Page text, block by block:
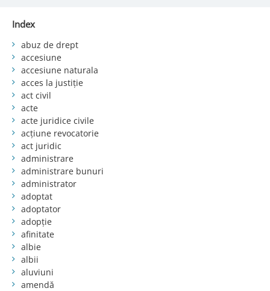
Index
abuz de drept
accesiune
accesiune naturala
acces la justiție
act civil
acte
acte juridice civile
acțiune revocatorie
act juridic
administrare
administrare bunuri
administrator
adoptat
adoptator
adopție
afinitate
albie
albii
aluviuni
amendă